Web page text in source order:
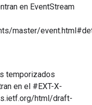
en EventStream
master/
temporizados
en el #EXT-X-
html/draft-